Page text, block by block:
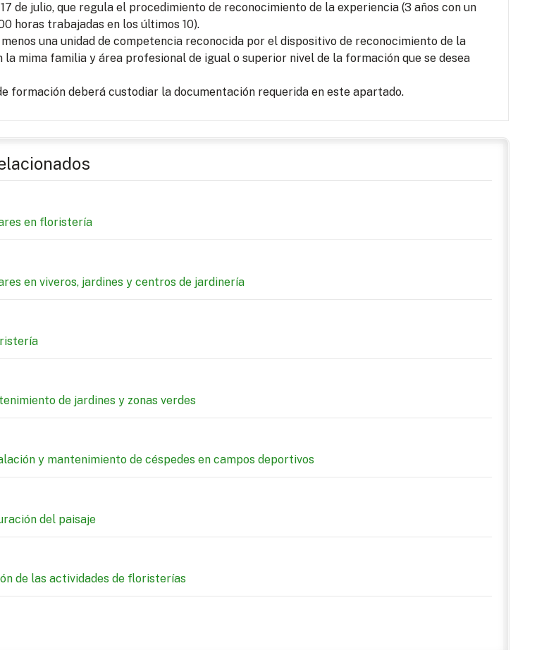
de julio, que regula el procedimiento de reconocimiento de la experiencia (3 años con un
horas trabajadas en los últimos 10).
menos una unidad de competencia reconocida por el dispositivo de reconocimiento de la
la mima familia y área profesional de igual o superior nivel de la formación que se desea
formación deberá custodiar la documentación requerida en este apartado.
en floristería
en viveros, jardines y centros de jardinería
de jardines y zonas verdes
y mantenimiento de céspedes en campos deportivos
del paisaje
de las actividades de floristerías